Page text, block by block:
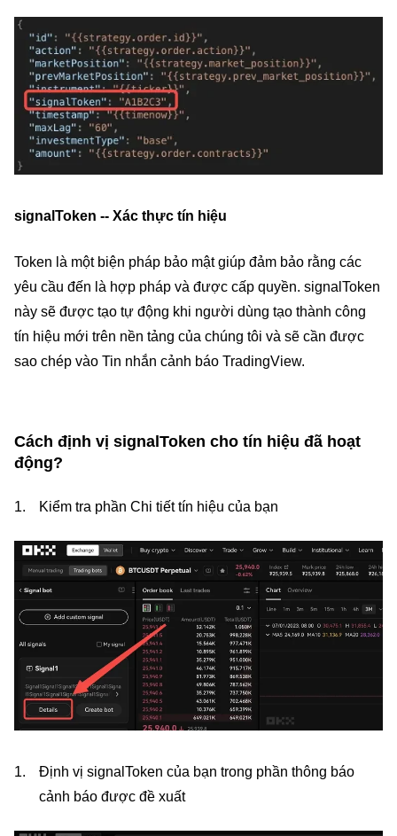
signalToken -- Xác thực tín hiệu
Token là một biện pháp bảo mật giúp đảm bảo rằng các
yêu cầu đến là hợp pháp và được cấp quyền. signalToken
này sẽ được tạo tự động khi người dùng tạo thành công
tín hiệu mới trên nền tảng của chúng tôi và sẽ cần được
sao chép vào Tin nhắn cảnh báo TradingView.
Cách định vị signalToken cho tín hiệu đã hoạt
động?
Kiểm tra phần Chi tiết tín hiệu của bạn
Định vị signalToken của bạn trong phần thông báo
cảnh báo được đề xuất